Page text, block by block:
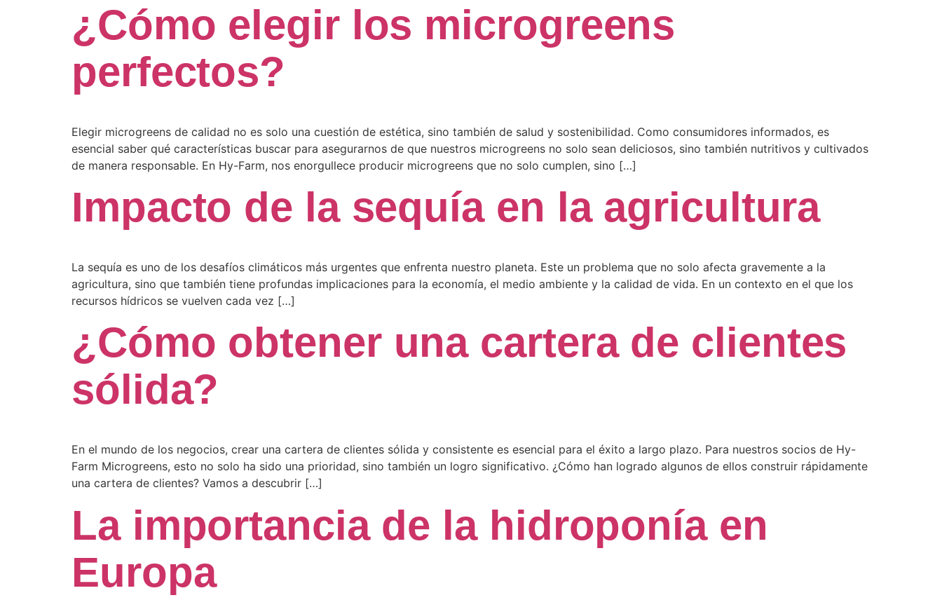
¿Cómo elegir los microgreens
perfectos?
Elegir microgreens de calidad no es solo una cuestión de estética, sino también de salud y sostenibilidad. Como consumidores informados, es
esencial saber qué características buscar para asegurarnos de que nuestros microgreens no solo sean deliciosos, sino también nutritivos y cultivados
de manera responsable. En Hy-Farm, nos enorgullece producir microgreens que no solo cumplen, sino […]
Impacto de la sequía en la agricultura
La sequía es uno de los desafíos climáticos más urgentes que enfrenta nuestro planeta. Este un problema que no solo afecta gravemente a la
agricultura, sino que también tiene profundas implicaciones para la economía, el medio ambiente y la calidad de vida. En un contexto en el que los
recursos hídricos se vuelven cada vez […]
¿Cómo obtener una cartera de clientes
sólida?
En el mundo de los negocios, crear una cartera de clientes sólida y consistente es esencial para el éxito a largo plazo. Para nuestros socios de Hy-
Farm Microgreens, esto no solo ha sido una prioridad, sino también un logro significativo. ¿Cómo han logrado algunos de ellos construir rápidamente
una cartera de clientes? Vamos a descubrir […]
La importancia de la hidroponía en
Europa